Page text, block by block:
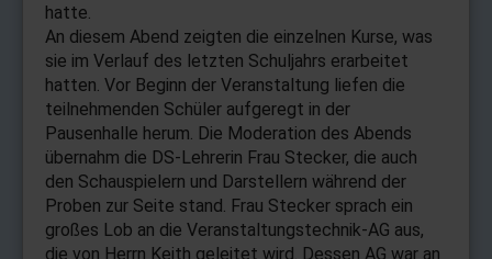
hatte.
An diesem Abend zeigten die einzelnen Kurse, was
sie im Verlauf des letzten Schuljahrs erarbeitet
hatten. Vor Beginn der Veranstaltung liefen die
teilnehmenden Schüler aufgeregt in der
Pausenhalle herum. Die Moderation des Abends
übernahm die DS-Lehrerin Frau Stecker, die auch
den Schauspielern und Darstellern während der
Proben zur Seite stand. Frau Stecker sprach ein
großes Lob an die Veranstaltungstechnik-AG aus,
die von Herrn Keith geleitet wird. Dessen AG war an